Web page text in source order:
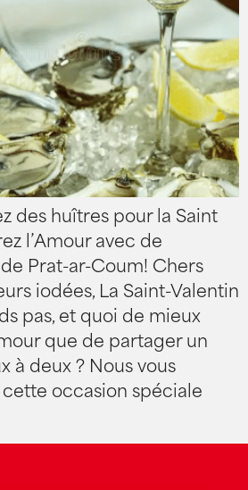
des huîtres pour la Saint
l’Amour avec de
Prat-ar-Coum! Chers
iodées, La Saint-Valentin
pas, et quoi de mieux
que de partager un
à deux ? Nous vous
occasion spéciale